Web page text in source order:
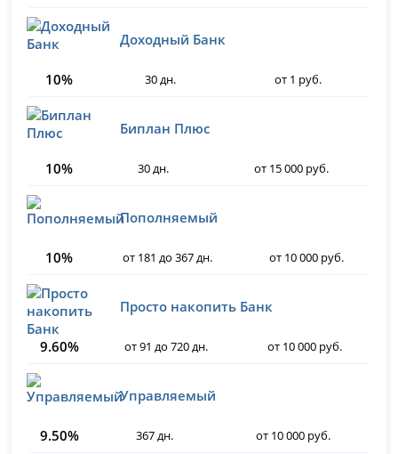
Доходный Банк
10% 30 дн. от 1 руб.
Биплан Плюс
10% 30 дн. от 15 000 руб.
Пополняемый
10% от 181 до 367 дн. от 10 000 руб.
Просто накопить Банк
9.60% от 91 до 720 дн. от 10 000 руб.
Управляемый
9.50% 367 дн. от 10 000 руб.